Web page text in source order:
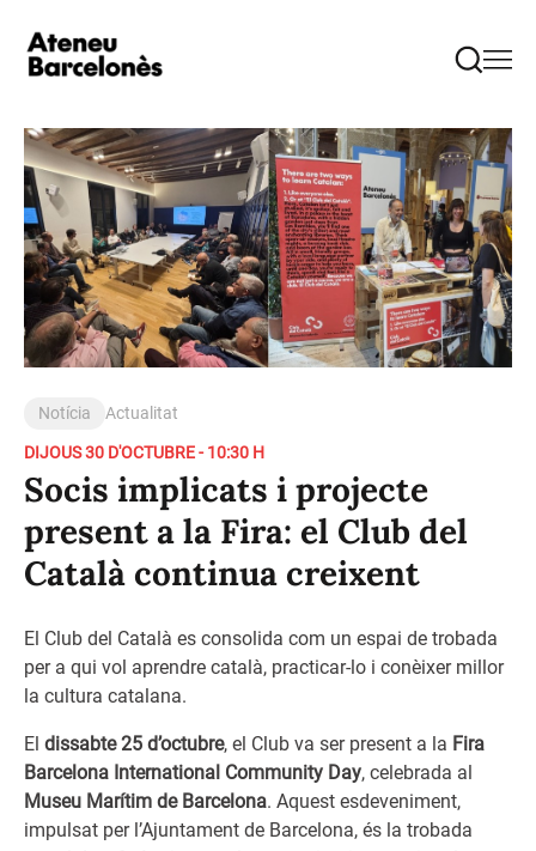
Notícia Actualitat
DIJOUS 30 D'OCTUBRE - 10:30 H
Socis implicats i projecte
present a la Fira: el Club del
Català continua creixent
El Club del Català es consolida com un espai de trobada
per a qui vol aprendre català, practicar-lo i conèixer millor
la cultura catalana.
El dissabte 25 d’octubre, el Club va ser present a la Fira
Barcelona International Community Day, celebrada al
Museu Marítim de Barcelona. Aquest esdeveniment,
impulsat per l’Ajuntament de Barcelona, és la trobada